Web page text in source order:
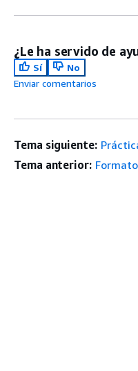
¿Le ha servido de
Sí
No
Enviar comentarios
Tema siguiente:
Tema anterior: